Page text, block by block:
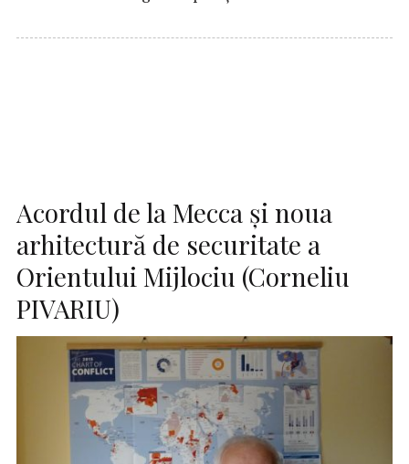
Acordul de la Mecca și noua
arhitectură de securitate a
Orientului Mijlociu (Corneliu
PIVARIU)